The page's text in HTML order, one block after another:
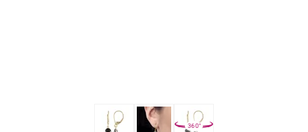
360°